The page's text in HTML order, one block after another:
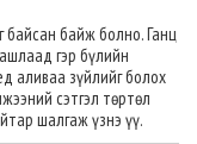
байсан байж болно. Ганц
гэр бүлийн
аливаа зүйлийг болох
сэтгэл төртөл
шалгаж үзнэ үү.